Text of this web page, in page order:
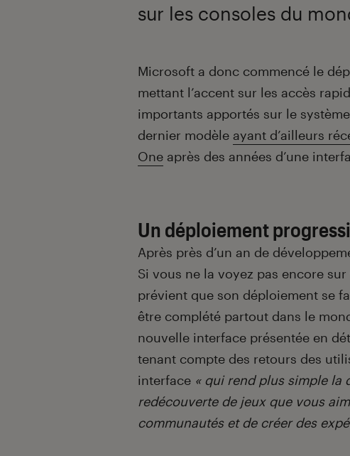
sur les consoles du
Introduction
Microsoft a donc commencé le
mettant l’accent sur les accès
importants apportés sur le
dernier modèle ayant d’ailleurs
One après des années d’une
Un déploiement
Après près d’un an de
Si vous ne la voyez pas encore
prévient que son déploiement se
être complété partout dans le
nouvelle interface présentée en
tenant compte des retours des
interface « qui rend plus simple la
redécouverte de jeux que vous
communautés et de créer des